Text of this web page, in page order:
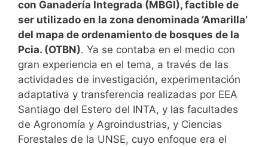
con Ganadería Integrada (MBGI), factible de
ser utilizado en la zona denominada ‘Amarilla’
del mapa de ordenamiento de bosques de la
Pcia. (OTBN). Ya se contaba en el medio con
gran experiencia en el tema, a través de las
actividades de investigación, experimentación
adaptativa y transferencia realizadas por EEA
Santiago del Estero del INTA, y las facultades
de Agronomía y Agroindustrias, y Ciencias
Forestales de la UNSE, cuyo enfoque era el